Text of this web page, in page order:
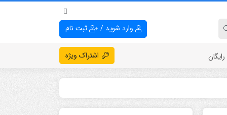
وارد شوید / ثبت نام
اشتراک ویژه